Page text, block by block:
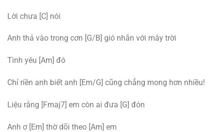
Lời chưa [C] nói
Anh thả vào trong cơn [G/B] gió nhắn với mây trời
Tình yêu [Am] đó
Chỉ riền anh biết anh [Em/G] cũng chẳng mong hơn nhiều!
Liệu rằng [Fmaj7] em còn ai đưa [G] đón
Anh ơ [Em] thờ dõi theo [Am] em